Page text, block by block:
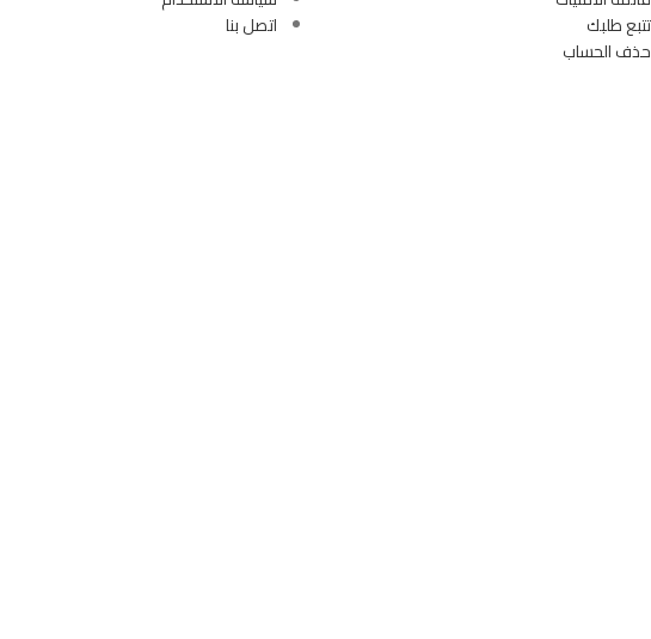
تتبع طلبك
حذف الحساب
اتصل بنا